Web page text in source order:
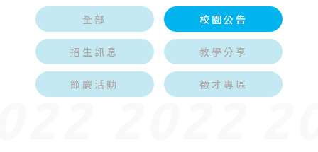
全部 校園公告
招生訊息 教學分享
節慶活動 徵才專區